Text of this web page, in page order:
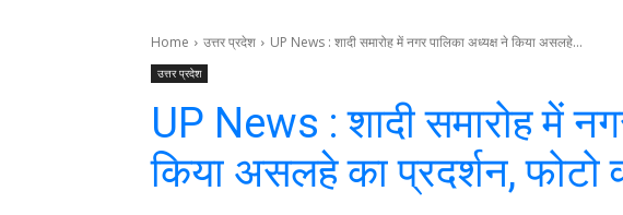
Home उत्तर प्रदेश UP News : शादी समारोह में नगर पालिका अध्यक्ष ने किया असलहे...
उत्तर प्रदेश
UP News : शादी समारोह में
किया असलहे का प्रदर्शन, फोटो